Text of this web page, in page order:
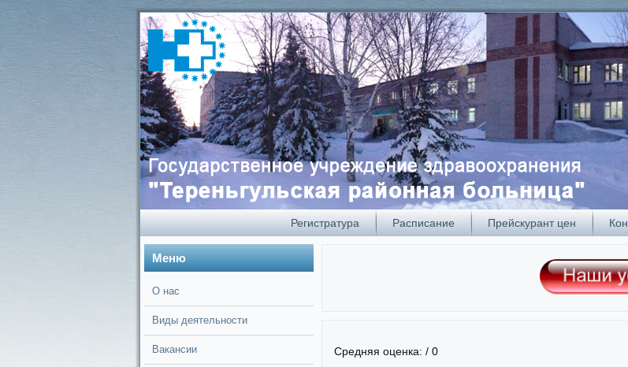
Регистратура Расписание Прейскурант цен
Меню
О нас
Виды деятельности
Вакансии Средняя оценка: / 0